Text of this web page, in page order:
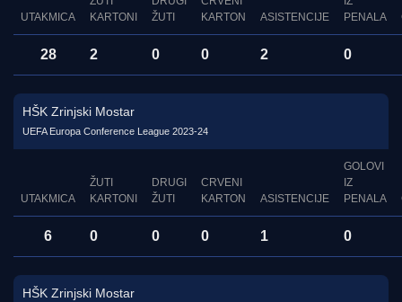
UTAKMICA
KARTONI
ŽUTI
KARTON
ASISTENCIJE
PENALA
28 2 0 0 2 0
HŠK Zrinjski Mostar
UEFA Europa Conference League 2023-24
UTAKMICA
ŽUTI
KARTONI
DRUGI
ŽUTI
CRVENI
KARTON
ASISTENCIJE
GOLOVI
IZ
PENALA
6 0 0 0 1 0
HŠK Zrinjski Mostar